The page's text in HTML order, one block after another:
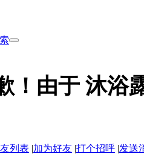
！由于 沐浴
列表 |加为好友 |打个招呼 |发送